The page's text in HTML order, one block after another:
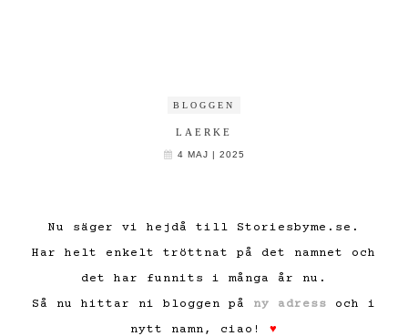
BLOGGEN
LAERKE
4 MAJ | 2025
Nu säger vi hejdå till Storiesbyme.se.
Har helt enkelt tröttnat på det namnet och
det har funnits i många år nu.
Så nu hittar ni bloggen på ny adress och i
nytt namn, ciao! ♥